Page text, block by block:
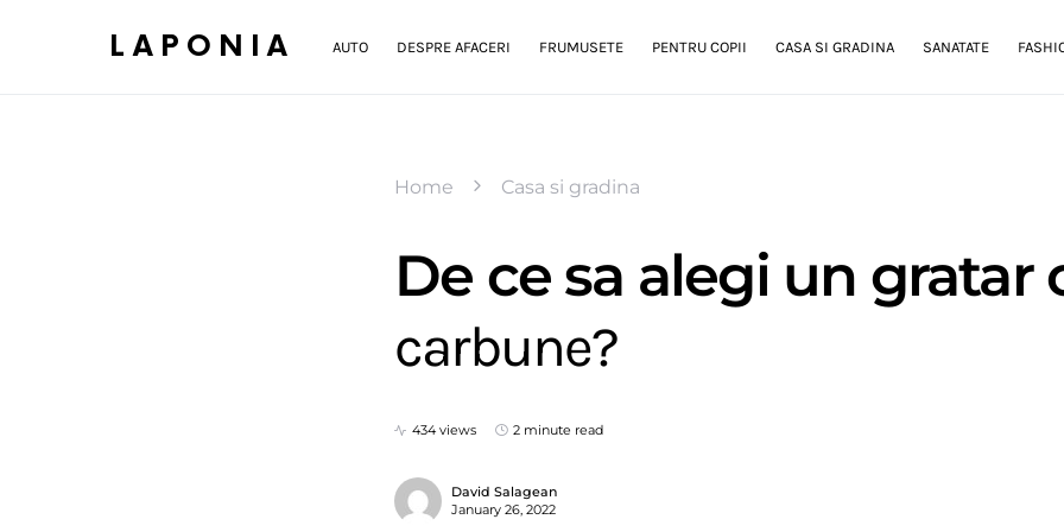
LAPONIA AUTO DESPRE AFACERI FRUMUSETE PENTRU COPII CASA SI GRADINA SANATATE
Home Casa si gradina
De ce sa alegi un gratar
carbune?
434 views 2 minute read
David Salagean
January 26, 2022